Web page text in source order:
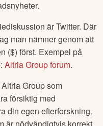
är Twitter. Där
man nämner genom att
($) först. Exempel på
:Altria Groupforum.
Altria Groupsom
försiktig med
din egen efterforskning.